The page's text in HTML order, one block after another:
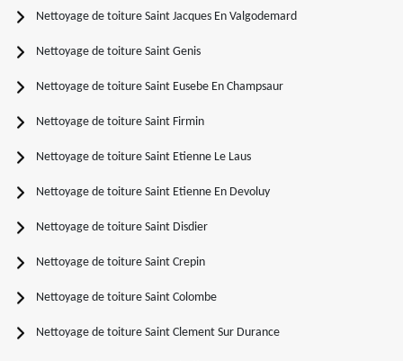
Nettoyage de toiture Saint Jacques En Valgodemard
Nettoyage de toiture Saint Genis
Nettoyage de toiture Saint Eusebe En Champsaur
Nettoyage de toiture Saint Firmin
Nettoyage de toiture Saint Etienne Le Laus
Nettoyage de toiture Saint Etienne En Devoluy
Nettoyage de toiture Saint Disdier
Nettoyage de toiture Saint Crepin
Nettoyage de toiture Saint Colombe
Nettoyage de toiture Saint Clement Sur Durance